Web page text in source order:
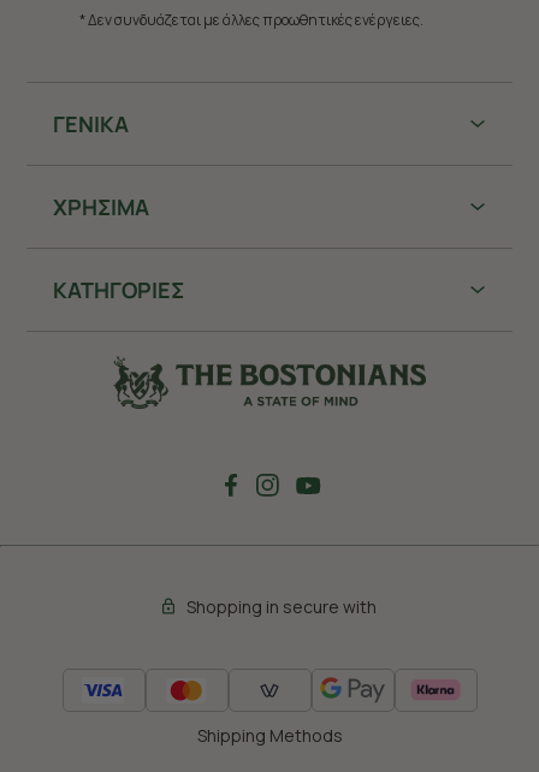
ΓΕΝΙΚΑ
ΧΡHΣΙΜΑ
ΚΑΤΗΓΟΡΙΕΣ
* Δεν συνδυάζεται με άλλες προωθητικές ενέργειες.
Shopping in secure with
Shipping Methods